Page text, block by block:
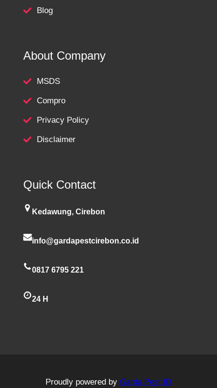
Blog
About Company
MSDS
Compro
Privacy Policy
Disclaimer
Quick Contact
Kedawung, Cirebon
info@gardapestcirebon.co.id
0817 6795 221
24 H
Proudly powered by Garda Pest ID